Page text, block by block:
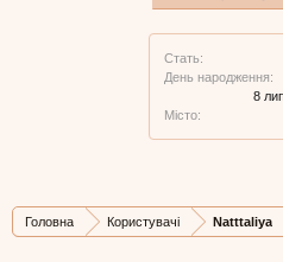
Стать:
День народження:
8
Місто:
Головна Користувачі Natttaliya